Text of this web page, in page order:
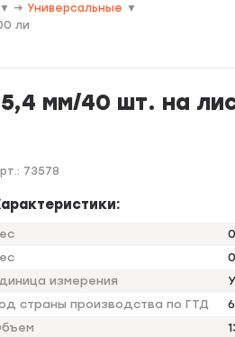
▼ → Универсальные ▼
ли
мм/40 шт. на
73578
измерения
страны производства по ГТД